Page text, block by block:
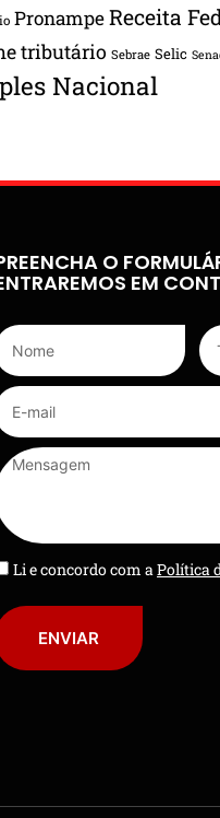
PronampeReceita
tributário Sebrae Selic
Nacional
O
EM
Li e concordo com aPolítica
ENVIAR